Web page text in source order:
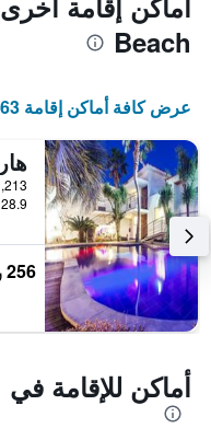
Beach
عرض كافة أماكن إقامة 63
28.9 كيلومتر عن وسط المدينة
256 ﷼
أماكن للإقامة في Geumneung Beach